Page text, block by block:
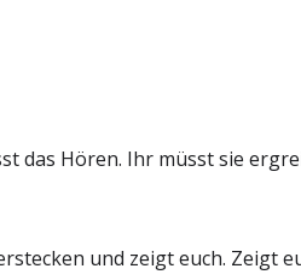
das Hören. Ihr müsst sie
und zeigt euch. Zeigt